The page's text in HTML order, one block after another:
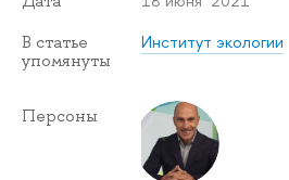
В статье
упомянуты
Институт экологии
Персоны